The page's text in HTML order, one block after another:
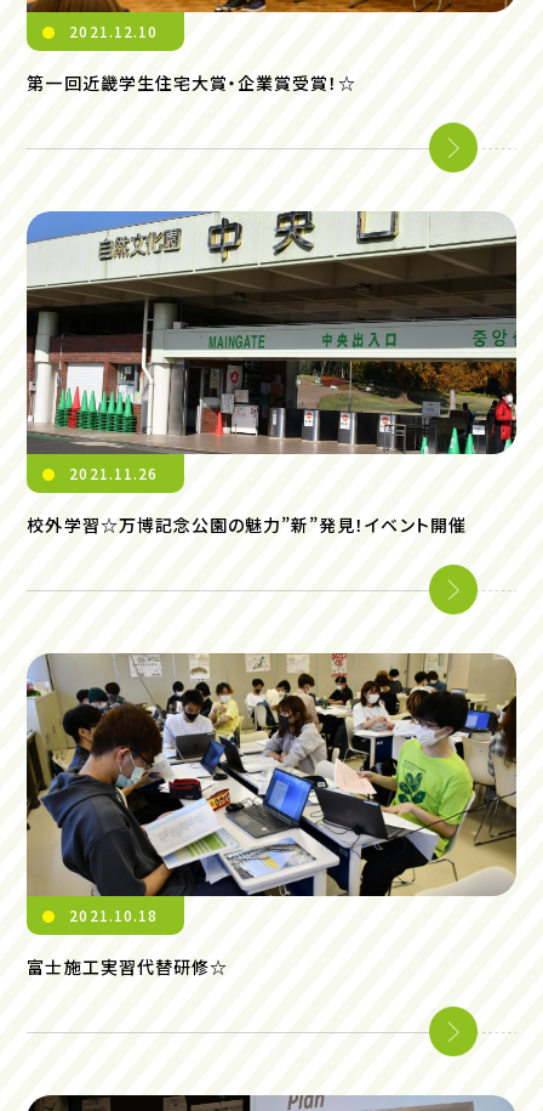
2021.12.10
第一回近畿学生住宅大賞・企業賞受賞！☆
2021.11.26
校外学習☆万博記念公園の魅力”新”発見！イベント開催
2021.10.18
富士施工実習代替研修☆